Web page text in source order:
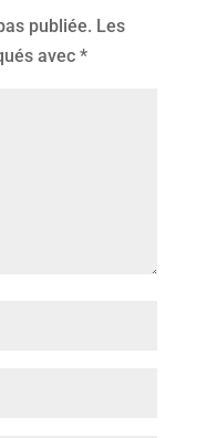
publiée. Les
avec *